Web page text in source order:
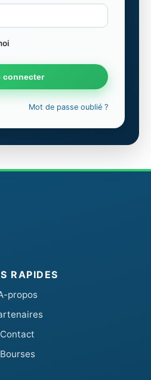
Mot de passe oublié ?
RAPIDES
propos
Contact
Bourses